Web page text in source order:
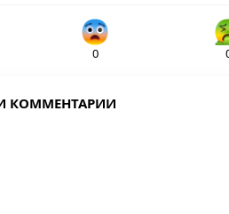
0
КОММЕНТАРИИ